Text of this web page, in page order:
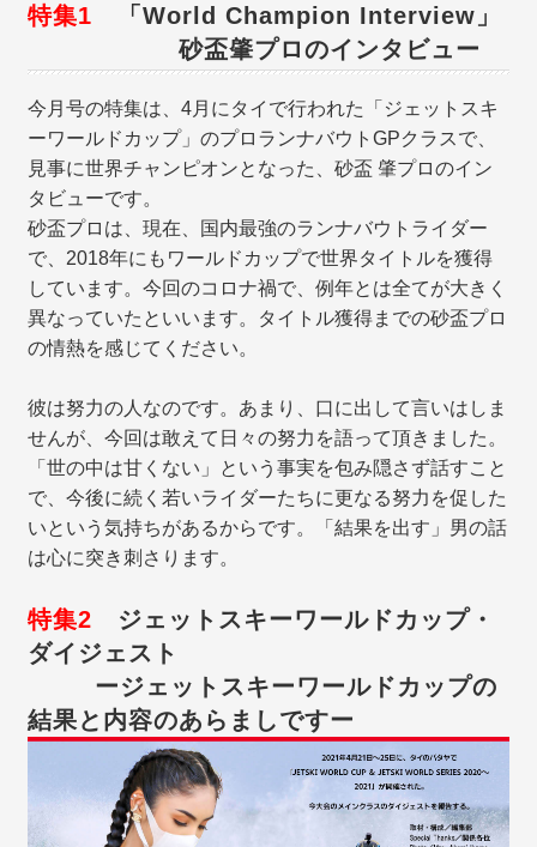
特集1
「World Champion Interview」
砂盃肇プロのインタビュー
今月号の特集は、4月にタイで行われた「ジェットスキ
ーワールドカップ」のプロランナバウトGPクラスで、
見事に世界チャンピオンとなった、砂盃 肇プロのイン
タビューです。
砂盃プロは、現在、国内最強のランナバウトライダー
で、2018年にもワールドカップで世界タイトルを獲得
しています。今回のコロナ禍で、例年とは全てが大きく
異なっていたといいます。タイトル獲得までの砂盃プロ
の情熱を感じてください。
彼は努力の人なのです。あまり、口に出して言いはしま
せんが、今回は敢えて日々の努力を語って頂きました。
「世の中は甘くない」という事実を包み隠さず話すこと
で、今後に続く若いライダーたちに更なる努力を促した
いという気持ちがあるからです。「結果を出す」男の話
は心に突き刺さります。
特集2
ジェットスキーワールドカップ・
ダイジェスト
ージェットスキーワールドカップの
結果と内容のあらましですー